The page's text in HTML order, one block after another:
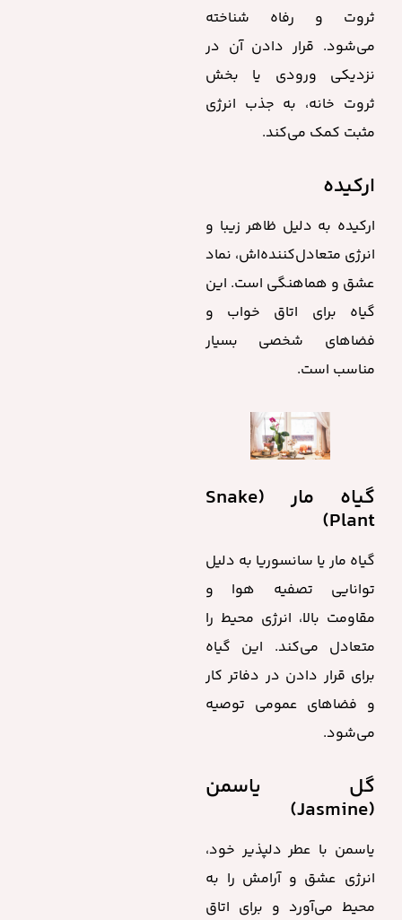
ثروت و رفاه شناخته
می‌شود. قرار دادن آن در
نزدیکی ورودی یا بخش
ثروت خانه، به جذب انرژی
مثبت کمک می‌کند.
ارکیده
ارکیده به دلیل ظاهر زیبا و
انرژی متعادل‌کننده‌اش، نماد
عشق و هماهنگی است. این
گیاه برای اتاق خواب و
فضاهای شخصی بسیار
مناسب است.
گیاه مار (Snake
Plant)
گیاه مار یا سانسوریا به دلیل
توانایی تصفیه هوا و
مقاومت بالا، انرژی محیط را
متعادل می‌کند. این گیاه
برای قرار دادن در دفاتر کار
و فضاهای عمومی توصیه
می‌شود.
گل یاسمن
(Jasmine)
یاسمن با عطر دلپذیر خود،
انرژی عشق و آرامش را به
محیط می‌آورد و برای اتاق